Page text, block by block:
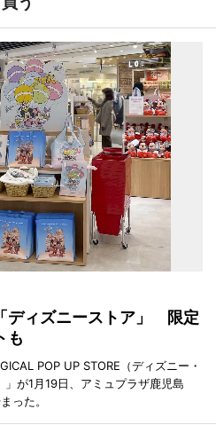
ディズニーストア」 限定
も
POP UP STORE（ディズニー・
が1月19日、アミュプラザ鹿児島
った。